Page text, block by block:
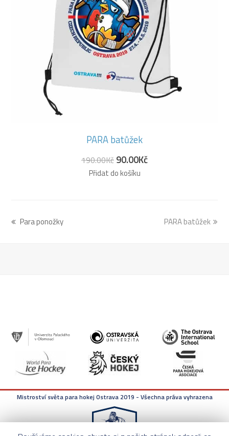
PARA batůžek
190.00Kč 90.00Kč
Přidat do košíku
previous
Para ponožky
next
PARA batůžek
Mistroství světa para hokej Ostrava 2019 - Všechna práva vyhrazena